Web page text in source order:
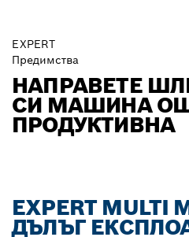
EXPERT
Предимства
НАПРАВЕТЕ
СИ МАШИНА
ПРОДУКТИВНА
EXPERT MULTI
ДЪЛЪГ